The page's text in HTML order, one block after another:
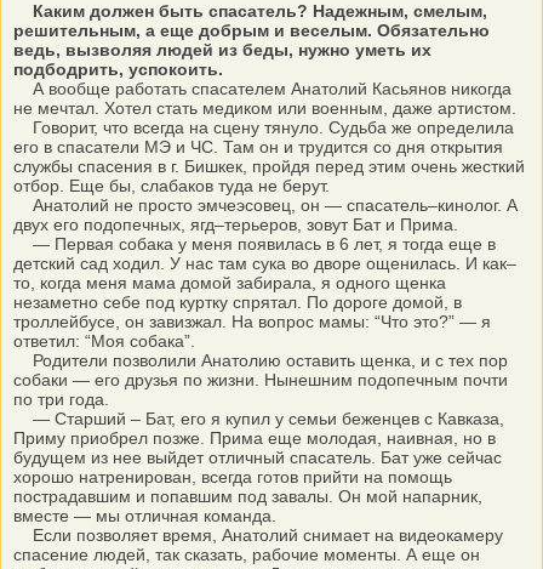
Каким должен быть спасатель? Надежным, смелым,
решительным, а еще добрым и веселым. Обязательно
ведь, вызволяя людей из беды, нужно уметь их
подбодрить, успокоить.
А вообще работать спасателем Анатолий Касьянов никогда
не мечтал. Хотел стать медиком или военным, даже артистом.
Говорит, что всегда на сцену тянуло. Судьба же определила
его в спасатели МЭ и ЧС. Там он и трудится со дня открытия
службы спасения в г. Бишкек, пройдя перед этим очень жесткий
отбор. Еще бы, слабаков туда не берут.
Анатолий не просто эмчеэсовец, он — спасатель–кинолог. А
двух его подопечных, ягд–терьеров, зовут Бат и Прима.
— Первая собака у меня появилась в 6 лет, я тогда еще в
детский сад ходил. У нас там сука во дворе ощенилась. И как–
то, когда меня мама домой забирала, я одного щенка
незаметно себе под куртку спрятал. По дороге домой, в
троллейбусе, он завизжал. На вопрос мамы: “Что это?” — я
ответил: “Моя собака”.
Родители позволили Анатолию оставить щенка, и с тех пор
собаки — его друзья по жизни. Нынешним подопечным почти
по три года.
— Старший – Бат, его я купил у семьи беженцев с Кавказа,
Приму приобрел позже. Прима еще молодая, наивная, но в
будущем из нее выйдет отличный спасатель. Бат уже сейчас
хорошо натренирован, всегда готов прийти на помощь
пострадавшим и попавшим под завалы. Он мой напарник,
вместе — мы отличная команда.
Если позволяет время, Анатолий снимает на видеокамеру
спасение людей, так сказать, рабочие моменты. А еще он